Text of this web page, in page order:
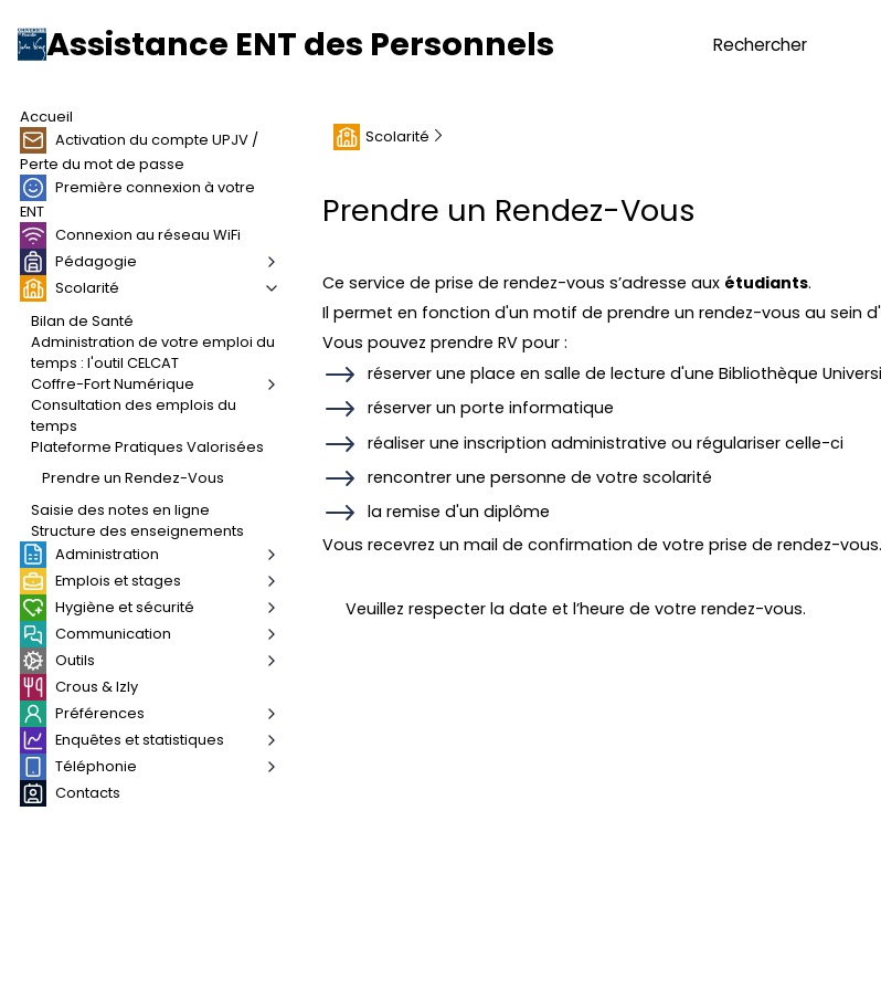
Assistance ENT des Personnels
Scolarité
Prendre un Rendez-Vous
Ce service de prise de rendez-vous s’adresse aux étudiants.
Il permet en fonction d'un motif de prendre un rendez-vous au sein
Vous pouvez prendre RV pour :
réserver une place en salle de lecture d'une Bibliothèque
réserver un porte informatique
réaliser une inscription administrative ou régulariser celle-ci
rencontrer une personne de votre scolarité
la remise d'un diplôme
Vous recevrez un mail de confirmation de votre prise de rendez-vous.
Veuillez respecter la date et l’heure de votre rendez-vous.
Accueil
Activation du compte UPJV /
Perte du mot de passe
Première connexion à votre
ENT
Connexion au réseau WiFi
Pédagogie
Scolarité
Bilan de Santé
Administration de votre emploi du
temps : l'outil CELCAT
Coffre-Fort Numérique
Consultation des emplois du
temps
Plateforme Pratiques Valorisées
Prendre un Rendez-Vous
Saisie des notes en ligne
Structure des enseignements
Administration
Emplois et stages
Hygiène et sécurité
Communication
Outils
Crous & Izly
Préférences
Enquêtes et statistiques
Téléphonie
Contacts